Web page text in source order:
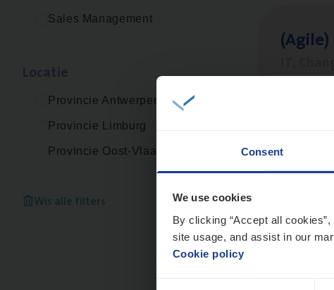
Consent
We use cookies
By clicking “Accept all
site usage, and assist in our
Cookie policy
Sales Management
Provincie Antwerpen
Provincie Limburg
Provincie Oost-Vlaanderen
Wis alle filters
(Agi­le)